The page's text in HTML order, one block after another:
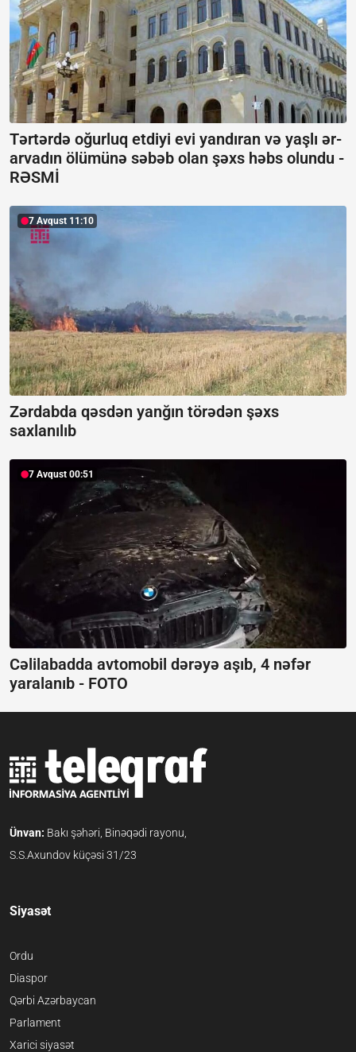
Tərtərdə oğurluq etdiyi evi yandıran və yaşlı ər-
arvadın ölümünə səbəb olan şəxs həbs olundu -
RƏSMİ
7 Avqust 11:10
Zərdabda qəsdən yanğın törədən şəxs
saxlanılıb
7 Avqust 00:51
Cəlilabadda avtomobil dərəyə aşıb, 4 nəfər
yaralanıb - FOTO
Ünvan: Bakı şəhəri, Binəqədi rayonu,
S.S.Axundov küçəsi 31/23
Siyasət
Ordu
Diaspor
Qərbi Azərbaycan
Parlament
Xarici siyasət